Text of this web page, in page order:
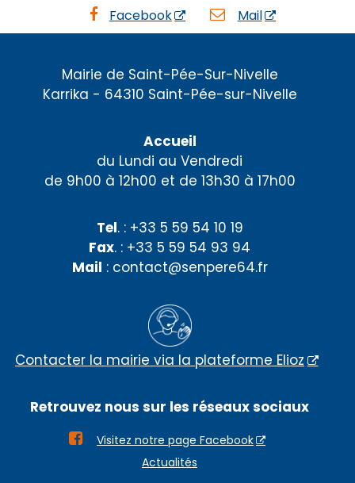
Facebook Mail
Mairie de Saint-Pée-Sur-Nivelle
Karrika - 64310 Saint-Pée-sur-Nivelle
Accueil
du Lundi au Vendredi
de 9h00 à 12h00 et de 13h30 à 17h00
Tel. : +33 5 59 54 10 19
Fax. : +33 5 59 54 93 94
Mail : contact@senpere64.fr
Contacter la mairie via la plateforme Elioz
Retrouvez nous sur les réseaux sociaux

Visitez notre page Facebook
Actualités